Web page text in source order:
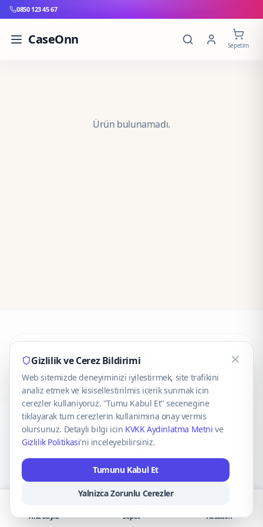
0850 123 45 67
CaseOnn Sepetim
Ürün bulunamadı.
CaseOnn
© 2025 CaseOnn. Tüm hakları saklıdır.
VISA Mastercard
Gizlilik ve Cerez Bildirimi
Web sitemizde deneyiminizi iyilestirmek, site trafikini
analiz etmek ve kisisellestirilmis icerik sunmak icin
cerezler kullaniyoruz. "Tumu Kabul Et" secenegine
tiklayarak tum cerezlerin kullanimina onay vermis
olursunuz. Detayli bilgi icin KVKK Aydinlatma Metni ve
Gizlilik Politikasi'ni inceleyebilirsiniz.
Tumunu Kabul Et
Yalnizca Zorunlu Cerezler
Ana Sayfa Sepet Hesabım